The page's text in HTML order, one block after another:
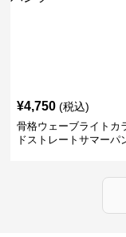
¥4,750 (税込)
骨格ウェーブライトカ
ドストレートサマーパ